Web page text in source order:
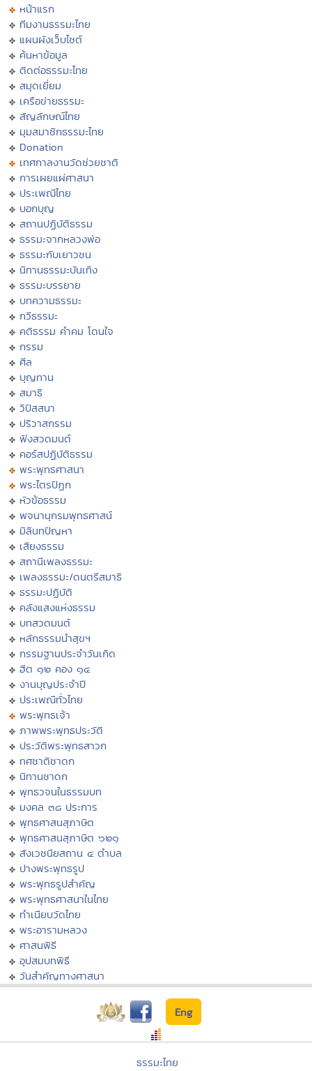
หน้าแรก
ทีมงานธรรมะไทย
แผนผังเว็บไซต์
ค้นหาข้อมูล
ติดต่อธรรมะไทย
สมุดเยี่ยม
เครือข่ายธรรมะ
สัญลักษณ์ไทย
มุมสมาชิกธรรมะไทย
Donation
เทศกาลงานวัดช่วยชาติ
การเผยแผ่ศาสนา
ประเพณีไทย
บอกบุญ
สถานปฏิบัติธรรม
ธรรมะจากหลวงพ่อ
ธรรมะกับเยาวชน
นิทานธรรมะบันเทิง
ธรรมะบรรยาย
บทความธรรมะ
กวีธรรมะ
คติธรรม คำคม โดนใจ
กรรม
ศีล
บุญทาน
สมาธิ
วิปัสสนา
ปริวาสกรรม
ฟังสวดมนต์
คอร์สปฏิบัติธรรม
พระพุทธศาสนา
พระไตรปิฏก
หัวข้อธรรม
พจนานุกรมพุทธศาสน์
มิลินทปัญหา
เสียงธรรม
สถานีเพลงธรรมะ
เพลงธรรมะ/ดนตรีสมาธิ
ธรรมะปฏิบัติ
คลังแสงแห่งธรรม
บทสวดมนต์
หลักธรรมนำสุขฯ
กรรมฐานประจำวันเกิด
ฮีต ๑๒ คอง ๑๔
งานบุญประจำปี
ประเพณีทั่วไทย
พระพุทธเจ้า
ภาพพระพุทธประวัติ
ประวัติพระพุทธสาวก
ทศชาติชาดก
นิทานชาดก
พุทธวจนในธรรมบท
มงคล ๓๘ ประการ
พุทธศาสนสุภาษิต
พุทธศาสนสุภาษิต ๖๒๑
สังเวชนียสถาน ๔ ตำบล
ปางพระพุทธรูป
พระพุทธรูปสำคัญ
พระพุทธศาสนาในไทย
ทำเนียบวัดไทย
พระอารามหลวง
ศาสนพิธี
อุปสมบทพิธี
วันสำคัญทางศาสนา
Eng
ธรรมะไทย